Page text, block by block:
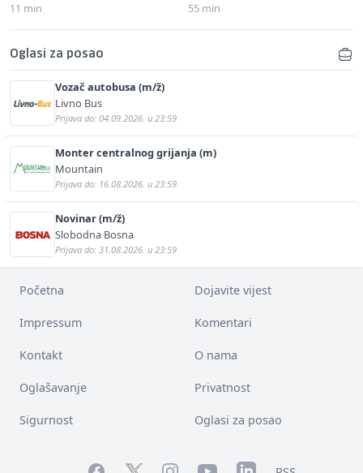
11 min 55 min
Oglasi za posao
Vozač autobusa (m/ž)
Livno Bus
Prijava do: 04.09.2026. u 23:59
Monter centralnog grijanja (m)
Mountain
Prijava do: 16.08.2026. u 23:59
Novinar (m/ž)
Slobodna Bosna
Prijava do: 31.08.2026. u 23:59
Početna Dojavite vijest
Impressum Komentari
Kontakt O nama
Oglašavanje Privatnost
Sigurnost Oglasi za posao
Facebook YouTubeLinkedIn